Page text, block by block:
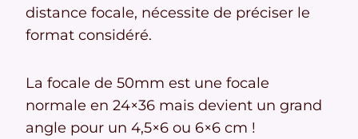
distance focale, nécessite de préciser le
format considéré.
La focale de 50mm est une focale
normale en 24×36 mais devient un grand
angle pour un 4,5×6 ou 6×6 cm !